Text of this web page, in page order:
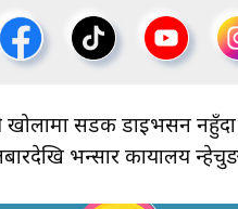
सडक डाइभर्सन
भन्सार कार्यालय